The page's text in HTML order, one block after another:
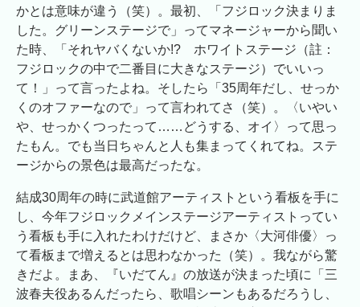
かとは意味が違う（笑）。最初、「フジロック決まりま
した。グリーンステージで」ってマネージャーから聞い
た時、「それヤバくないか!? ホワイトステージ（註：
フジロックの中で二番目に大きなステージ）でいいっ
て！」って言ったよね。そしたら「35周年だし、せっか
くのオファーなので」って言われてさ（笑）。〈いやい
や、せっかくつったって……どうする、オイ〉って思っ
たもん。でも当日ちゃんと人も集まってくれてね。ステ
ージからの景色は最高だったな。
結成30周年の時に武道館アーティストという看板を手に
し、今年フジロックメインステージアーティストってい
う看板も手に入れたわけだけど、まさか〈大河俳優〉っ
て看板まで増えるとは思わなかった（笑）。我ながら驚
きだよ。まあ、『いだてん』の放送が決まった頃に「三
波春夫役あるんだったら、歌唱シーンもあるだろうし、